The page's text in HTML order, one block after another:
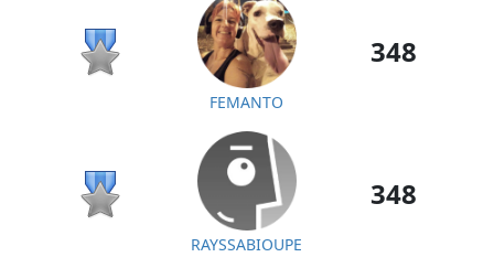
FEMANTO
348
RAYSSABIOUPE
348